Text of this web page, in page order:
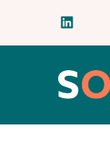
Aller